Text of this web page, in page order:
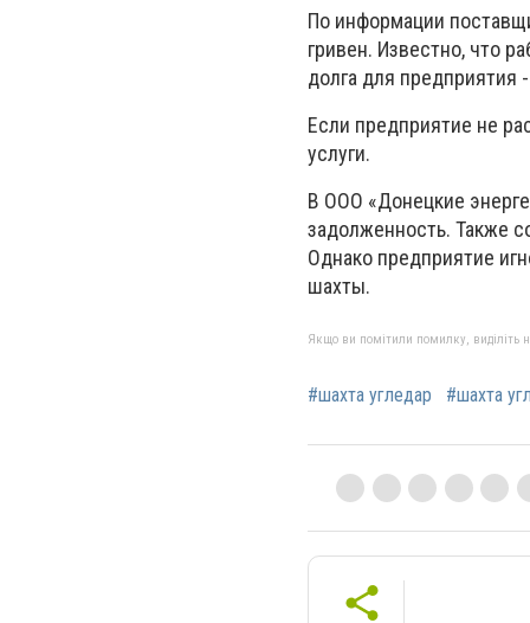
По информации
гривен. Известно, что
долга для предприятия
Если предприятие не
услуги.
В ООО «Донецкие
задолженность. Также
Однако предприятие
шахты.
Якщо ви помітили помилку, виділіть
#шахта угледар #шахта